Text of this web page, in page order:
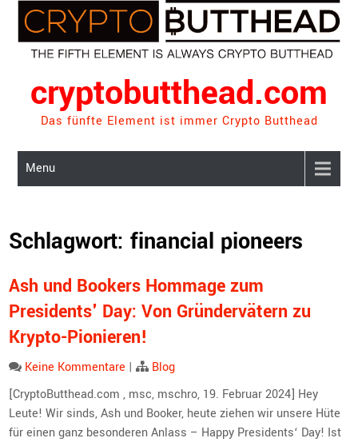
content
cryptobutthead.com
Das fünfte Element ist immer Crypto Butthead
Menu
Schlagwort:financial pioneers
Ash und Bookers Hommage zum
Presidents' Day: Von Gründervätern zu
Krypto-Pionieren!
Keine Kommentare |
Blog
[CryptoButthead.com , msc, mschro, 19. Februar 2024] Hey
Leute! Wir sinds, Ash und Booker, heute ziehen wir unsere Hüte
für einen ganz besonderen Anlass – Happy Presidents‘ Day! Ist